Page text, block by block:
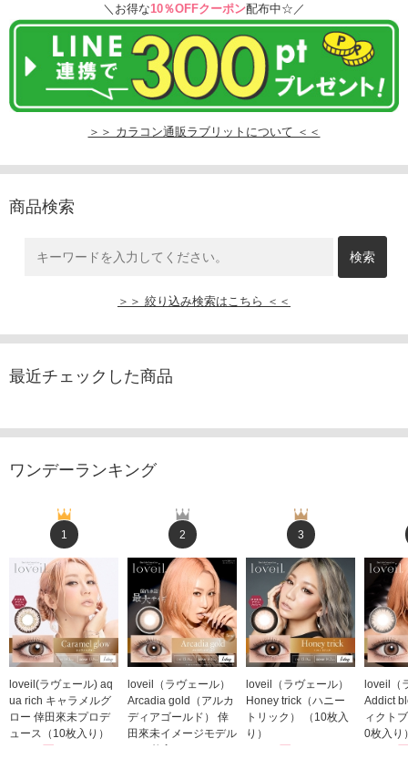
＼お得な10％OFFクーポン配布中☆／
＞＞ カラコン通販ラブリットについて ＜＜
商品検索
＞＞ 絞り込み検索はこちら ＜＜
最近チェックした商品
ワンデーランキング
1
loveil(ラヴェール) aq
ua rich キャラメルグ
ロー 倖田來未プロデ
ュース（10枚入り）
2
loveil（ラヴェール）
Arcadia gold（アルカ
ディアゴールド） 倖
田來未イメージモデル
3
loveil（ラヴェール）
Honey trick（ハニー
トリック） （10枚入
り）
loveil（
Addict
ィクト
0枚入り